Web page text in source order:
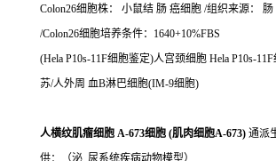
Colon26细胞株： 小鼠结 肠 癌细胞 /组织来源：
/Colon26细胞培养条件：1640+10%FBS
(Hela P10s-11F细胞鉴定)人宫颈细胞 Hela P10s-
苏/人外周 血B淋巴细胞(IM-9细胞)
人横纹肌瘤细胞 A-673细胞 (肌肉细胞A-673) 通派
供：（泌_尿系统疾病动物模型）